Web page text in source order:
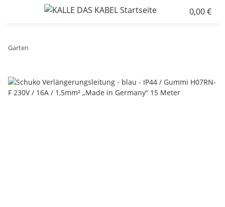
0,00 €
Garten